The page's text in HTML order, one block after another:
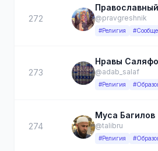
272 @pravgreshnik
#Религия
273
Нравы
@adab_salaf
#Религия
274
Муса Багилов
@talibru
#Религия